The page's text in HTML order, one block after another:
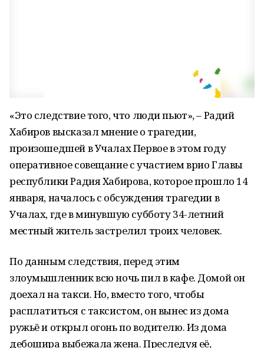
«Это следствие того, что люди пьют», – Радий
Хабиров высказал мнение о трагедии,
произошедшей в Учалах Первое в этом году
оперативное совещание с участием врио Главы
республики Радия Хабирова, которое прошло 14
января, началось с обсуждения трагедии в
Учалах, где в минувшую субботу 34-летний
местный житель застрелил троих человек.
По данным следствия, перед этим
злоумышленник всю ночь пил в кафе. Домой он
доехал на такси. Но, вместо того, чтобы
расплатиться с таксистом, он вынес из дома
ружьё и открыл огонь по водителю. Из дома
дебошира выбежала жена. Преследуя её,